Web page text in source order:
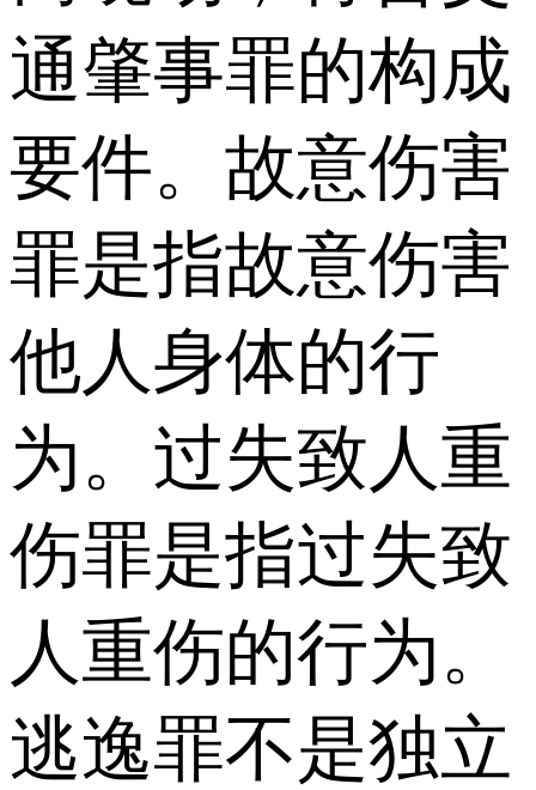
通肇事罪的构成
要件。故意伤害
罪是指故意伤害
他人身体的行
为。过失致人重
伤罪是指过失致
人重伤的行为。
逃逸罪不是独立